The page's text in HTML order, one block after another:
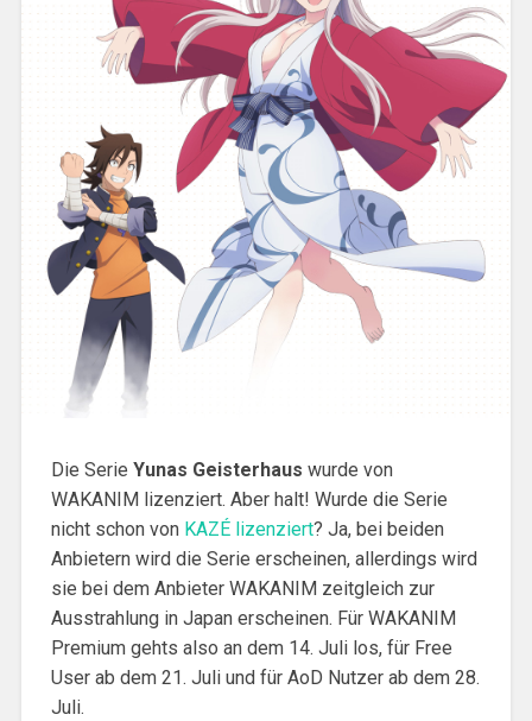
Die Serie Yunas Geisterhaus wurde von
WAKANIM lizenziert. Aber halt! Wurde die Serie
nicht schon von KAZÉ lizenziert? Ja, bei beiden
Anbietern wird die Serie erscheinen, allerdings wird
sie bei dem Anbieter WAKANIM zeitgleich zur
Ausstrahlung in Japan erscheinen. Für WAKANIM
Premium gehts also an dem 14. Juli los, für Free
User ab dem 21. Juli und für AoD Nutzer ab dem 28.
Juli.